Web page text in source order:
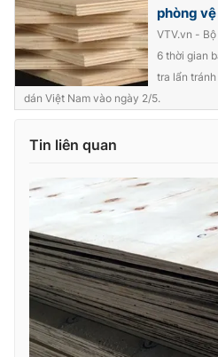
Video
VTV Money
VTV Sức khoẻ
Thị trường 24h
VTV4
VTV9
Liên hệ tòa soạn
phòng
VTV.vn -
6 thời gian
tra lẩn
dán Việt Nam vào ngày 2/5.
Tin liên quan